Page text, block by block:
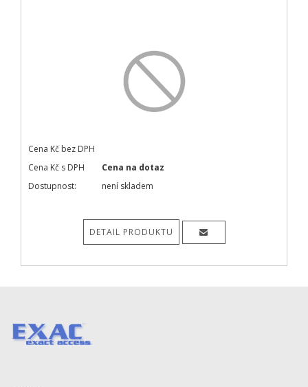
Cena Kč bez DPH
Cena Kč s DPH
Cena na dotaz
Dostupnost:
není skladem
DETAIL PRODUKTU